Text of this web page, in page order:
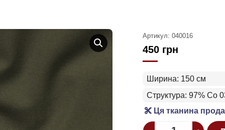
Артикул: 040016
450 грн
Ширина: 150 см
Структура: 97% Co
Ця тканина
Quantity